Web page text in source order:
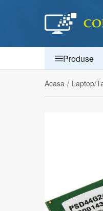
Produse
Acasa / Laptop/